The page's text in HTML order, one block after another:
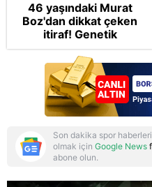
46 yaşındaki Murat
Boz'dan dikkat çeken
itiraf! Genetik
korkusunu açıkladı
Son dakika spor
olmak için Google News
abone olun.